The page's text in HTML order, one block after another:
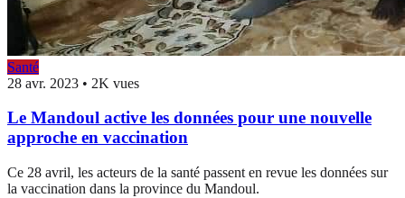
Santé
28 avr. 2023 • 2K vues
Le Mandoul active les données pour une nouvelle
approche en vaccination
Ce 28 avril, les acteurs de la santé passent en revue les données sur
la vaccination dans la province du Mandoul.